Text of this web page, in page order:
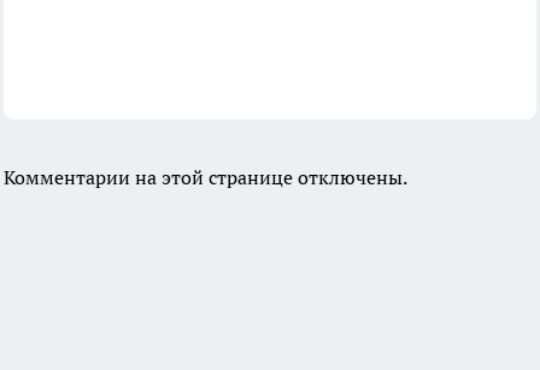
Комментарии на этой странице отключены.